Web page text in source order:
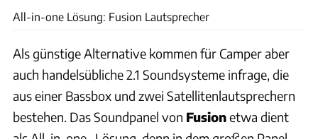
All-in-one Lösung: Fusion Lautsprecher
Als günstige Alternative kommen für Camper aber
auch handelsübliche 2.1 Soundsysteme infrage, die
aus einer Bassbox und zwei Satellitenlautsprechern
bestehen. Das Soundpanel von Fusionetwa dient